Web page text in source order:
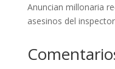
Anuncian millonaria
asesinos del